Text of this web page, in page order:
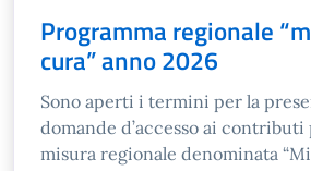
Programma regionale
cura” anno 2026
Sono aperti i termini per la
domande d’accesso ai
misura regionale denominata